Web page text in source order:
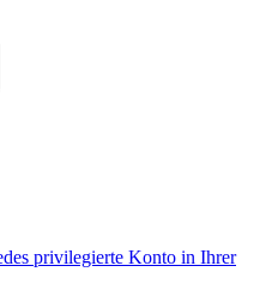
privilegierte Konto in Ihrer